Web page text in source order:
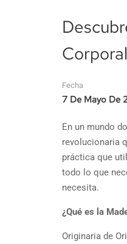
Fecha
7 De Mayo De
En un mundo
revolucionaria
práctica que
todo lo que
necesita.
¿Qué es la
Originaria de